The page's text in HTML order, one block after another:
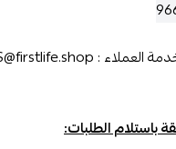
العملاء :
باستلام الطلبات: